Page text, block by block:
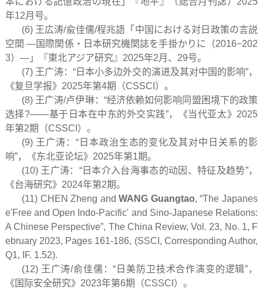
年12月号。
(6) 王広涛/兪佳儒/程兆語「中国における対日政策の言説
空間 ―国際関係・日本研究機関誌を手掛かりに（2016−202
3）―」『東北アジア研究』2025年2月、29号。
(7) 王广涛：“日本小多边外交的演进及其对中国的影响”，
《复旦学报》2025年第4期（CSSCI）。
(8) 王广涛/卢伊琳：“经济依赖如何影响同盟困境下的政策
选择?——基于日本在中东的外交实践”，《当代亚太》2025
年第2期（CSSCI）。
(9) 王广涛：“日本政治生态的变化及其对中日关系的影
响”，《东北亚论坛》2025年第1期。
(10) 王广涛：“日本介入台海事态的动因、特征及趋势”，
《台海研究》2024年第2期。
(11) CHEN Zheng andWANG Guangtao, “The Japanes
e'Free and Open Indo-Pacific' and Sino-Japanese Relations:
A Chinese Perspective”, The China Review, Vol. 23, No. 1, F
ebruary 2023, Pages 161-186, (SSCI, Corresponding Author,
Q1, IF. 1.52).
(12) 王广涛/俞佳儒：“日美防卫技术合作演变的逻辑”，
《国际安全研究》2023年第6期（CSSCI）。